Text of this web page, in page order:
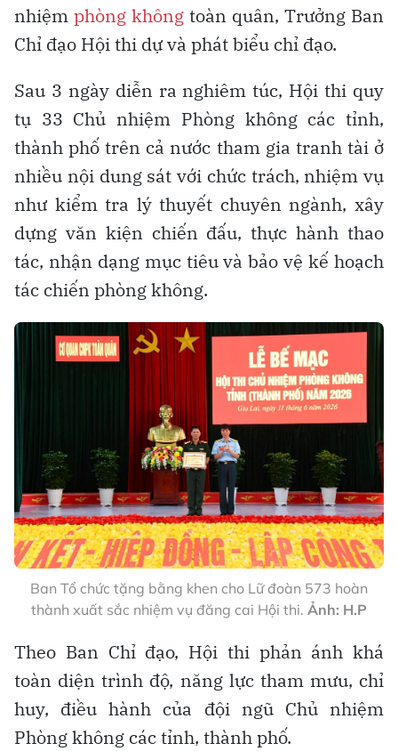
nhiệm phòng không toàn quân, Trưởng Ban
Chỉ đạo Hội thi dự và phát biểu chỉ đạo.
Sau 3 ngày diễn ra nghiêm túc, Hội thi quy
tụ 33 Chủ nhiệm Phòng không các tỉnh,
thành phố trên cả nước tham gia tranh tài ở
nhiều nội dung sát với chức trách, nhiệm vụ
như kiểm tra lý thuyết chuyên ngành, xây
dựng văn kiện chiến đấu, thực hành thao
tác, nhận dạng mục tiêu và bảo vệ kế hoạch
tác chiến phòng không.
Ban Tổ chức tặng bằng khen cho Lữ đoàn 573 hoàn
thành xuất sắc nhiệm vụ đăng cai Hội thi. Ảnh: H.P
Theo Ban Chỉ đạo, Hội thi phản ánh khá
toàn diện trình độ, năng lực tham mưu, chỉ
huy, điều hành của đội ngũ Chủ nhiệm
Phòng không các tỉnh, thành phố.